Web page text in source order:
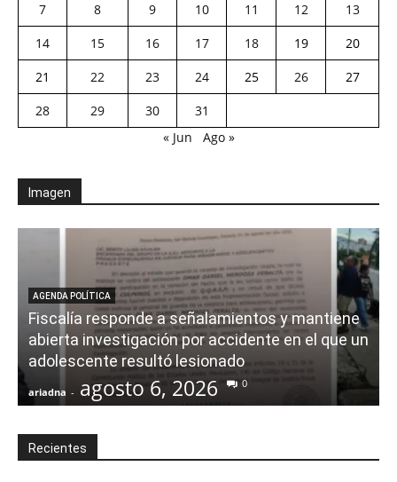
7
8 9 10 11 12
13
14
15 16 17 18 19
20
21
22 23 24 25 26
27
28
29 30
31
« Jun
Ago »
Imagen
AGENDA POLÍTICA
Fiscalía responde a señalamientos y mantiene
abierta investigación por accidente en el que un
adolescente resultó lesionado
ariadna - agosto 6, 2026 0
Recientes